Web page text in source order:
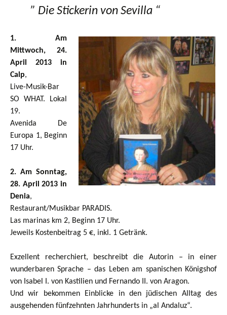
” Die Stickerin von Sevilla “
1. Am
Mittwoch, 24.
April 2013 in
Calp,
Live-Musik-Bar
SO WHAT. Lokal
19.
Avenida De
Europa 1, Beginn
17 Uhr.
2. Am Sonntag,
28. April 2013 in
Denia,
Restaurant/Musikbar PARADIS.
Las marinas km 2, Beginn 17 Uhr.
Jeweils Kostenbeitrag 5 €, inkl. 1 Getränk.
Exzellent recherchiert, beschreibt die Autorin – in einer
wunderbaren Sprache – das Leben am spanischen Königshof
von Isabel I. von Kastilien und Fernando II. von Aragon.
Und wir bekommen Einblicke in den jüdischen Alltag des
ausgehenden fünfzehnten Jahrhunderts in „al Andaluz“.